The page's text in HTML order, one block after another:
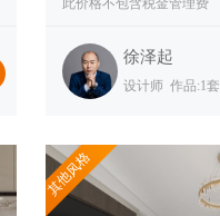
此价格不包含税金管理费
徐泽起
设计师 作品:1套
其他风格